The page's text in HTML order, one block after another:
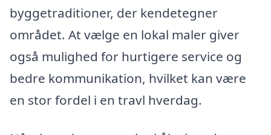
byggetraditioner, der kendetegner
området. At vælge en lokal maler giver
også mulighed for hurtigere service og
bedre kommunikation, hvilket kan være
en stor fordel i en travl hverdag.